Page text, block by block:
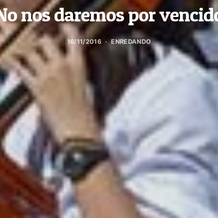
nos daremos por
16/11/2016 ENREDANDO